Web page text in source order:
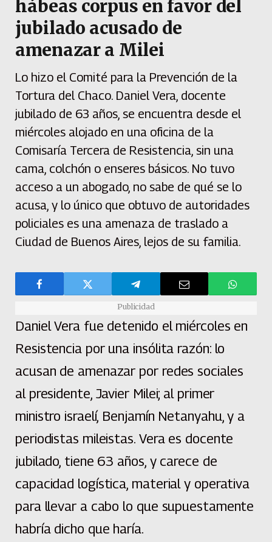
hábeas corpus en favor del
jubilado acusado de
amenazar a Milei
Lo hizo el Comité para la Prevención de la
Tortura del Chaco. Daniel Vera, docente
jubilado de 63 años, se encuentra desde el
miércoles alojado en una oficina de la
Comisaría Tercera de Resistencia, sin una
cama, colchón o enseres básicos. No tuvo
acceso a un abogado, no sabe de qué se lo
acusa, y lo único que obtuvo de autoridades
policiales es una amenaza de traslado a
Ciudad de Buenos Aires, lejos de su familia.
Publicidad
Daniel Vera fue detenido el miércoles en
Resistencia por una insólita razón: lo
acusan de amenazar por redes sociales
al presidente, Javier Milei; al primer
ministro israelí, Benjamín Netanyahu, y a
periodistas mileistas. Vera es docente
jubilado, tiene 63 años, y carece de
capacidad logística, material y operativa
para llevar a cabo lo que supuestamente
habría dicho que haría.